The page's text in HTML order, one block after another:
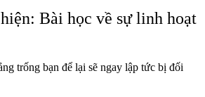
Bài học về sự linh hoạt
trống bạn để lại sẽ ngay lập tức bị đối